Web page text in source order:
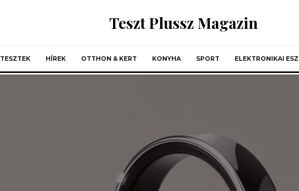
Teszt Plussz Magazin
TESZTEK HÍREK OTTHON & KERT KONYHA SPORT ELEKTRONIKAI